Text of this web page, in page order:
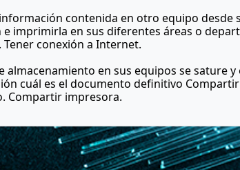
contenida en otro equipo desde
imprimirla en sus diferentes áreas o
conexión a Internet.
almacenamiento en sus equipos se sature
cuál es el documento definitivo
Compartir impresora.